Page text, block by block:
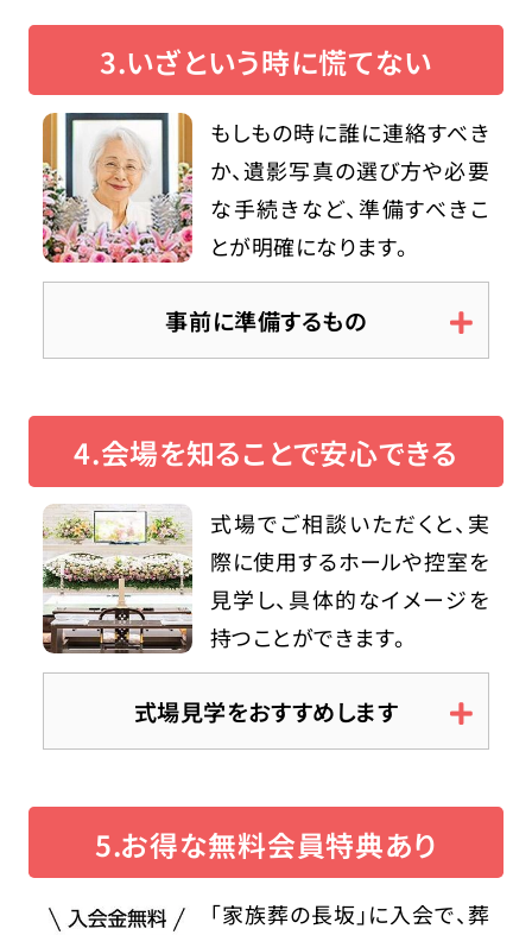
3.いざという時に慌てない
もしもの時に誰に連絡すべき
か、遺影写真の選び方や必要
な手続きなど、準備すべきこ
とが明確になります。
事前に準備するもの
4.会場を知ることで安心できる
式場でご相談いただくと、実
際に使用するホールや控室を
見学し、具体的なイメージを
持つことができます。
式場見学をおすすめします
5.お得な無料会員特典あり
「家族葬の長坂」に入会で、葬